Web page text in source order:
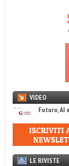
VIDEO
Futuro, AI
LE RIVISTE